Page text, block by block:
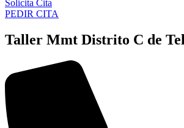
Solicita Cita
PEDIR CITA
Taller Mmt Distrito C de